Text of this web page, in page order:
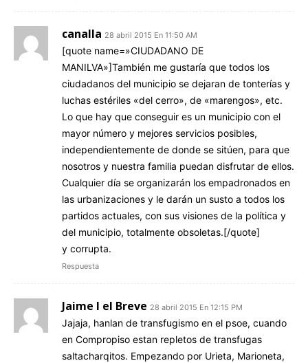
canalla 28 abril 2015 En 11:50 AM
[quote name=»CIUDADANO DE
MANILVA»]También me gustaría que todos los
ciudadanos del municipio se dejaran de tonterías y
luchas estériles «del cerro», de «marengos», etc.
Lo que hay que conseguir es un municipio con el
mayor número y mejores servicios posibles,
independientemente de donde se sitúen, para que
nosotros y nuestra familia puedan disfrutar de ellos.
Cualquier día se organizarán los empadronados en
las urbanizaciones y le darán un susto a todos los
partidos actuales, con sus visiones de la política y
del municipio, totalmente obsoletas.[/quote]
y corrupta.
Respuesta
Jaime I el Breve 28 abril 2015 En 12:15 PM
Jajaja, hanlan de transfugismo en el psoe, cuando
en Compropiso estan repletos de transfugas
saltacharqitos. Empezando por Urieta, Marioneta,